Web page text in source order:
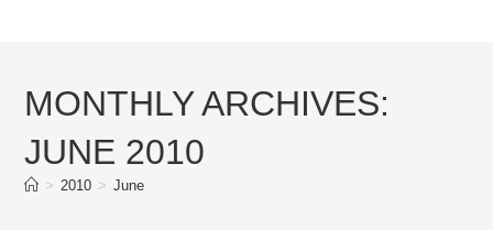
MONTHLY ARCHIVES:
JUNE 2010
> 2010 > June